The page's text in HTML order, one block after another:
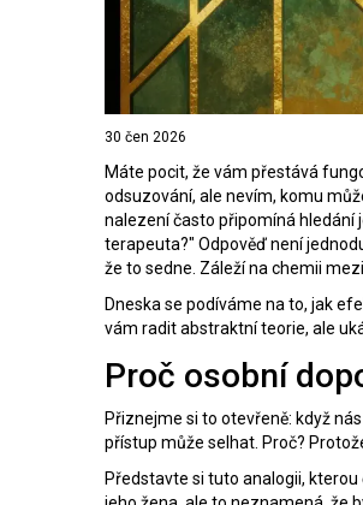
30 čen 2026
Máte pocit, že vám přestává
odsuzování, ale nevím, komu
nalezení často připomíná hledání
terapeuta?" Odpověď není
že to sedne. Záleží na chemii
Dneska se podíváme na to, jak
vám radit abstraktní teorie, ale
Proč osobní
Přiznejme si to otevřeně: když
přístup může selhat. Proč?
Představte si tuto analogii,